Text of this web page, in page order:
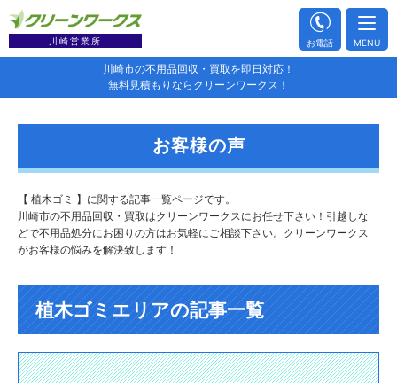
川崎市の不用品回収・買取を即日対応！
無料見積もりならクリーンワークス！
川崎営業所 お電話 MENU
お客様の声
【 植木ゴミ 】に関する記事一覧ページです。
川崎市の不用品回収・買取はクリーンワークスにお任せ下さい！引越しな
どで不用品処分にお困りの方はお気軽にご相談下さい。クリーンワークス
がお客様の悩みを解決致します！
植木ゴミエリアの記事一覧